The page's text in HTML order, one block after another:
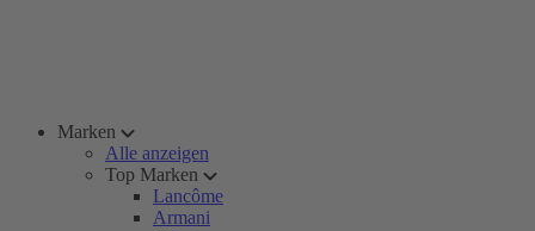
Marken
Alle anzeigen
Top Marken
Lancôme
Armani